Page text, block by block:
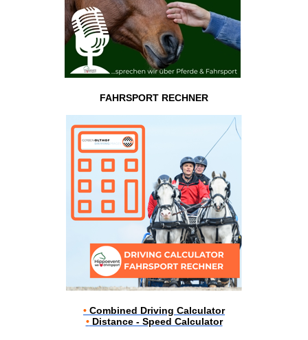
FAHRSPORT RECHNER
• Combined Driving Calculator
•Distance - Speed Calculator